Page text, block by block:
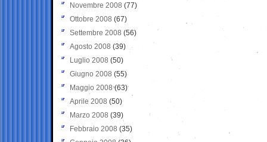
Novembre 2008 (77)
Ottobre 2008 (67)
Settembre 2008 (56)
Agosto 2008 (39)
Luglio 2008 (50)
Giugno 2008 (55)
Maggio 2008(63)
Aprile 2008 (50)
Marzo 2008 (39)
Febbraio 2008 (35)